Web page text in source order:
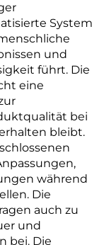
System
und
führt. Die
eine
bei
bleibt.
während
Die
auch zu
und
bei. Die